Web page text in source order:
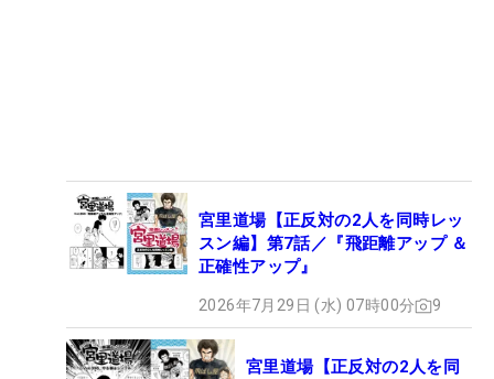
宮里道場【正反対の2人を同時レッ
スン編】第7話／『飛距離アップ ＆
正確性アップ』
2026年7月29日 (水) 07時00分 9
宮里道場【正反対の2人を同